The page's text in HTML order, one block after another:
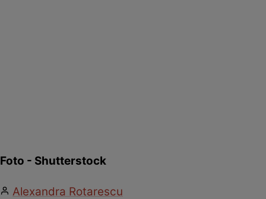
Foto - Shutterstock
Alexandra Rotarescu